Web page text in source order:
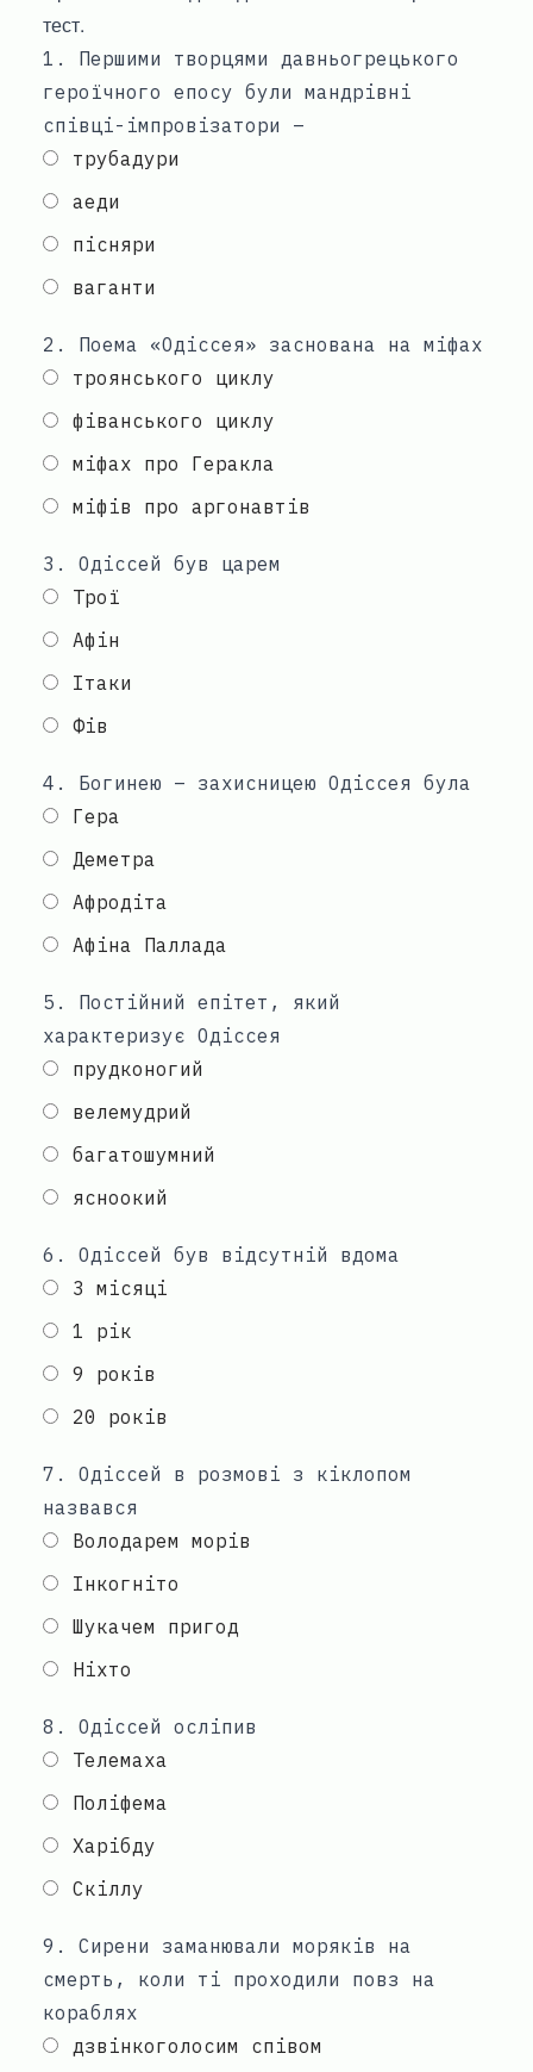
тест.
1 . Першими творцями давньогрецького
героїчного епосу були мандрівні
співці-імпровізатори –
трубадури
аеди
пісняри
ваганти
2 . Поема «Одіссея» заснована на міфах
троянського циклу
фіванського циклу
міфах про Геракла
міфів про аргонавтів
3 . Одіссей був царем
Трої
Афін
Ітаки
Фів
4 . Богинею – захисницею Одіссея була
Гера
Деметра
Афродіта
Афіна Паллада
5 . Постійний епітет, який
характеризує Одіссея
прудконогий
велемудрий
багатошумний
ясноокий
6 . Одіссей був відсутній вдома
3 місяці
1 рік
9 років
20 років
7 . Одіссей в розмові з кіклопом
назвався
Володарем морів
Інкогніто
Шукачем пригод
Ніхто
8 . Одіссей осліпив
Телемаха
Поліфема
Харібду
Скіллу
9 . Сирени заманювали моряків на
смерть, коли ті проходили повз на
кораблях
дзвінкоголосим співом